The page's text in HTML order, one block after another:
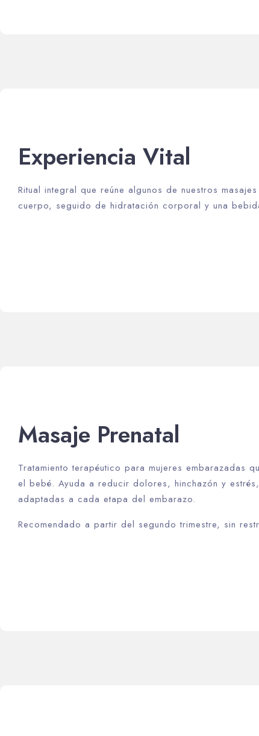
Experiencia Vital
Ritual integral que reúne algunos de nuestros
cuerpo, seguido de hidratación corporal y una
Masaje Prenatal
Tratamiento terapéutico para mujeres
el bebé. Ayuda a reducir dolores, hinchazón y
adaptadas a cada etapa del embarazo.
Recomendado a partir del segundo trimestre, sin